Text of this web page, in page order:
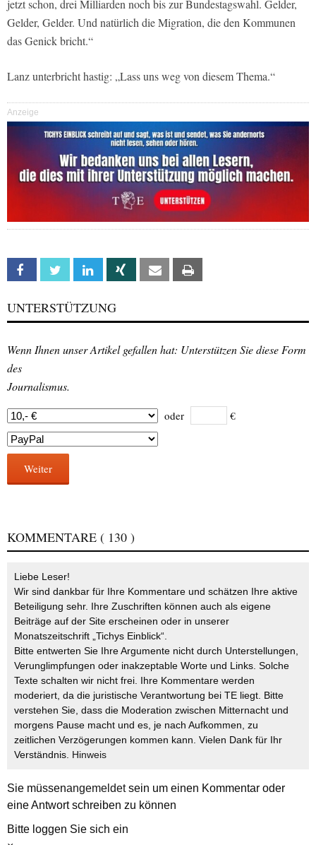
jetzt schon, drei Milliarden noch bis zur Bundestagswahl. Gelder,
Gelder, Gelder. Und natürlich die Migration, die den Kommunen
das Genick bricht.“
Lanz unterbricht hastig: „Lass uns weg von diesem Thema.“
Anzeige
Facebook Twitter Linkedin Xing Email
UNTERSTÜTZUNG
Wenn Ihnen unser Artikel gefallen hat: Unterstützen Sie diese Form
des
Journalismus.
oder €
Weiter
KOMMENTARE ( 130 )
Liebe Leser!
Wir sind dankbar für Ihre Kommentare und schätzen Ihre aktive
Beteiligung sehr. Ihre Zuschriften können auch als eigene
Beiträge auf der Site erscheinen oder in unserer
Monatszeitschrift „Tichys Einblick“.
Bitte entwerten Sie Ihre Argumente nicht durch Unterstellungen,
Verunglimpfungen oder inakzeptable Worte und Links. Solche
Texte schalten wir nicht frei. Ihre Kommentare werden
moderiert, da die juristische Verantwortung bei TE liegt. Bitte
verstehen Sie, dass die Moderation zwischen Mitternacht und
morgens Pause macht und es, je nach Aufkommen, zu
zeitlichen Verzögerungen kommen kann. Vielen Dank für Ihr
Verständnis. Hinweis
Sie müssenangemeldetsein um einen Kommentar oder
eine Antwort schreiben zu können
Bitte loggen Sie sich ein